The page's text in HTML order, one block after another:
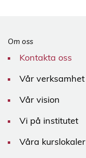
Om oss
Kontakta oss
Vår verksamhet
Vår vision
Vi på institutet
Våra kurslokaler